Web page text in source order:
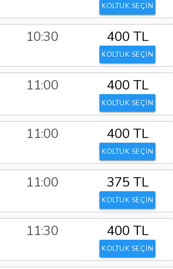
KOLTUK SEÇİN
10:30 400 TL
KOLTUK SEÇİN
11:00 400 TL
KOLTUK SEÇİN
11:00 400 TL
KOLTUK SEÇİN
11:00 375 TL
KOLTUK SEÇİN
11:30 400 TL
KOLTUK SEÇİN